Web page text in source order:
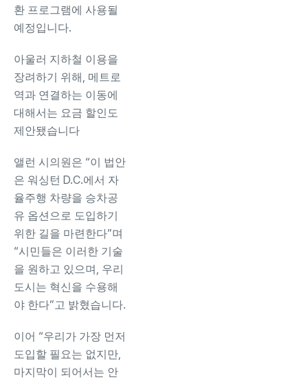
환 프로그램에 사용될
예정입니다.
아울러 지하철 이용을
장려하기 위해, 메트로
역과 연결하는 이동에
대해서는 요금 할인도
제안됐습니다
앨런 시의원은 “이 법안
은 워싱턴 D.C.에서 자
율주행 차량을 승차공
유 옵션으로 도입하기
위한 길을 마련한다”며
“시민들은 이러한 기술
을 원하고 있으며, 우리
도시는 혁신을 수용해
야 한다”고 밝혔습니다.
이어 “우리가 가장 먼저
도입할 필요는 없지만,
마지막이 되어서는 안